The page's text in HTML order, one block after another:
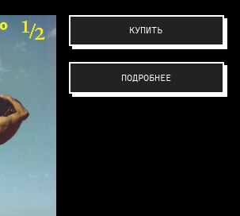
КУПИТЬ
ПОДРОБНЕЕ